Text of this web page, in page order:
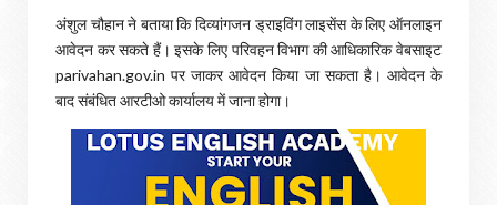
अंशुल चौहान ने बताया कि दिव्यांगजन ड्राइविंग लाइसेंस के लिए ऑनलाइन
आवेदन कर सकते हैं। इसके लिए परिवहन विभाग की आधिकारिक वेबसाइट
parivahan.gov.in पर जाकर आवेदन किया जा सकता है। आवेदन के
बाद संबंधित आरटीओ कार्यालय में जाना होगा।